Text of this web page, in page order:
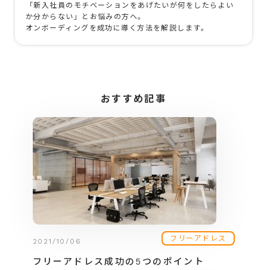
「新入社員のモチベーションをあげたいが何をしたらよい
か分からない」とお悩みの方へ。
オンボーディングを成功に導く方法を解説します。
おすすめ記事
2021/10/06 フリーアドレス
フリーアドレス成功の5つのポイント